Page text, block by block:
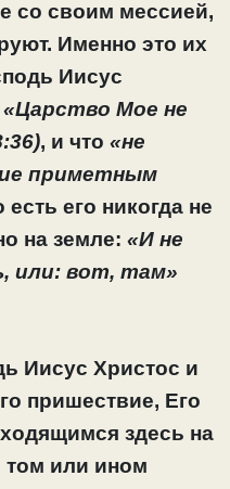
со своим мессией,
Именно это их
Иисус
«Царство Мое не
, и что «не
приметным
есть его никогда не
на земле: «И не
или: вот, там»
Иисус Христос и
пришествие, Его
здесь на
или ином